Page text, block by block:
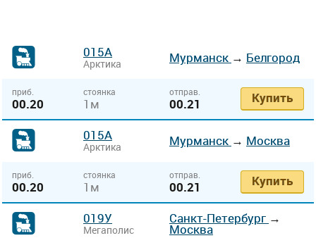
015А
Арктика Мурманск → Белгород
приб.
00.20
стоянка
1м
отправ.
00.21 Купить
015А
Арктика Мурманск → Москва
приб.
00.20
стоянка
1м
отправ.
00.21 Купить
019У
Мегаполис
Санкт-Петербург →
Москва